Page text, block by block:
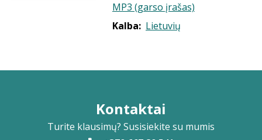
MP3 (garso įrašas)
Kalba: Lietuvių
Kontaktai
Turite klausimų? Susisiekite su mumis